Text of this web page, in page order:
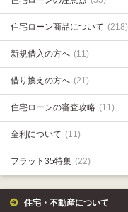
住宅ローン商品について (218)
新規借入の方へ (11)
借り換えの方へ (21)
住宅ローンの審査攻略 (11)
金利について (11)
フラット35特集 (22)
住宅・不動産について